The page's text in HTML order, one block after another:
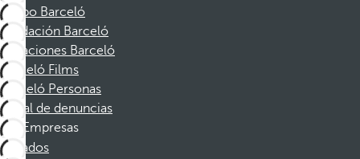
Grupo Barceló
Fundación Barceló
Vacaciones Barceló
Barceló Films
Barceló Personas
Canal de denuncias
Empresas
Afiliados